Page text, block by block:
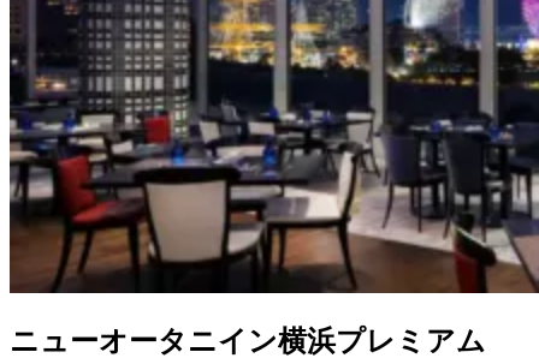
ニューオータニイン横浜プレミアム